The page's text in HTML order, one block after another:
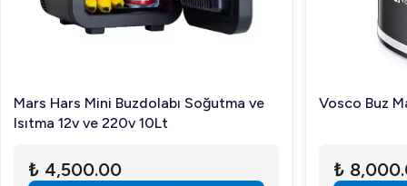
Mars Hars Mini Buzdolabı Soğutma ve
Isıtma 12v ve 220v 10Lt
₺ 4,500.00
Vosco Buz
₺